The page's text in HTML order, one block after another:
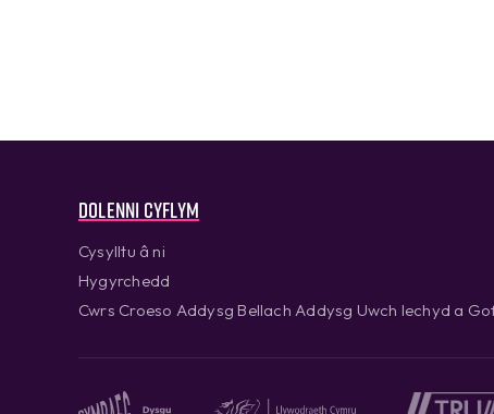
Dolenni cyflym
Cysylltu â ni
Hygyrchedd
Cwrs Croeso Addysg Bellach Addysg Uwch Iechyd a